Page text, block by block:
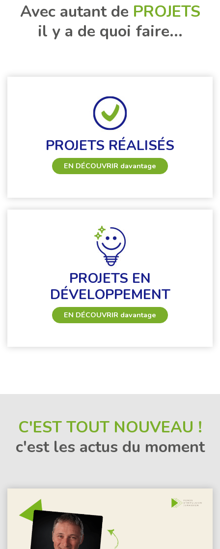
Avec autant de PROJETS
il y a de quoi faire...
PROJETS RÉALISÉS
EN DÉCOUVRIR davantage
PROJETS EN
DÉVELOPPEMENT
EN DÉCOUVRIR davantage
C'EST TOUT NOUVEAU !
c'est les actus du moment